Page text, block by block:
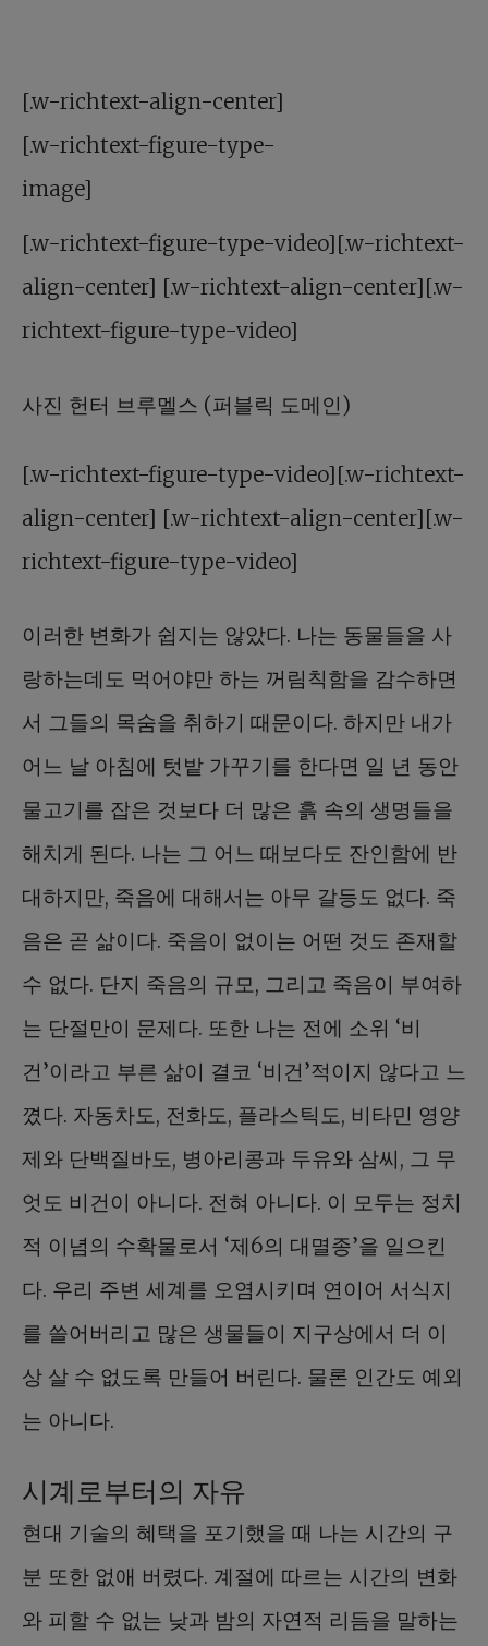
[.w-richtext-align-center]
[.w-richtext-figure-type-
image]
[.w-richtext-figure-type-video][.w-richtext-
align-center] [.w-richtext-align-center][.w-
richtext-figure-type-video]
사진 헌터 브루멜스 (퍼블릭 도메인)
[.w-richtext-figure-type-video][.w-richtext-
align-center] [.w-richtext-align-center][.w-
richtext-figure-type-video]
이러한 변화가 쉽지는 않았다. 나는 동물들을 사
랑하는데도 먹어야만 하는 꺼림칙함을 감수하면
서 그들의 목숨을 취하기 때문이다. 하지만 내가
어느 날 아침에 텃밭 가꾸기를 한다면 일 년 동안
물고기를 잡은 것보다 더 많은 흙 속의 생명들을
해치게 된다. 나는 그 어느 때보다도 잔인함에 반
대하지만, 죽음에 대해서는 아무 갈등도 없다. 죽
음은 곧 삶이다. 죽음이 없이는 어떤 것도 존재할
수 없다. 단지 죽음의 규모, 그리고 죽음이 부여하
는 단절만이 문제다. 또한 나는 전에 소위 ‘비
건’이라고 부른 삶이 결코 ‘비건’적이지 않다고 느
꼈다. 자동차도, 전화도, 플라스틱도, 비타민 영양
제와 단백질바도, 병아리콩과 두유와 삼씨, 그 무
엇도 비건이 아니다. 전혀 아니다. 이 모두는 정치
적 이념의 수확물로서 ‘제6의 대멸종’을 일으킨
다. 우리 주변 세계를 오염시키며 연이어 서식지
를 쓸어버리고 많은 생물들이 지구상에서 더 이
상 살 수 없도록 만들어 버린다. 물론 인간도 예외
는 아니다.
시계로부터의 자유
현대 기술의 혜택을 포기했을 때 나는 시간의 구
분 또한 없애 버렸다. 계절에 따르는 시간의 변화
와 피할 수 없는 낮과 밤의 자연적 리듬을 말하는